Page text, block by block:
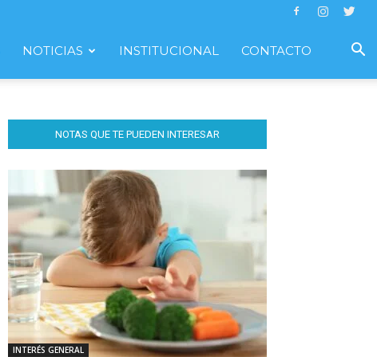
NOTICIAS INSTITUCIONAL CONTACTO
NOTAS QUE TE PUEDEN INTERESAR
INTERÉS GENERAL